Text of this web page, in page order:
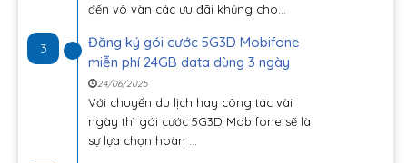
đến vô vàn các ưu đãi khủng cho...
3
Đăng ký gói cước 5G3D Mobifone
miễn phí 24GB data dùng 3 ngày
24/06/2025
Với chuyến du lịch hay công tác vài
ngày thì gói cước 5G3D Mobifone sẽ là
sự lựa chọn hoàn ...